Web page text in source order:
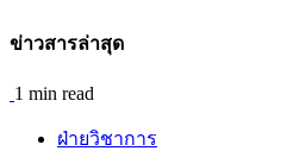
ข่าวสารล่าสุด
1 min read
ฝ่ายวิชาการ